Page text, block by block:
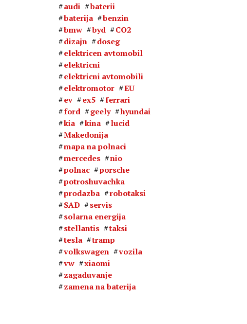
audi
baterii
baterija
benzin
bmw
byd
CO2
dizajn
doseg
elektricen avtomobil
elektricni
elektricni avtomobili
elektromotor
EU
ev
ex5
ferrari
ford
geely
hyundai
kia
kina
lucid
Makedonija
mapa na polnaci
mercedes
nio
polnac
porsche
potroshuvachka
prodazba
robotaksi
SAD
servis
solarna energija
stellantis
taksi
tesla
tramp
volkswagen
vozila
vw
xiaomi
zagaduvanje
zamena na baterija